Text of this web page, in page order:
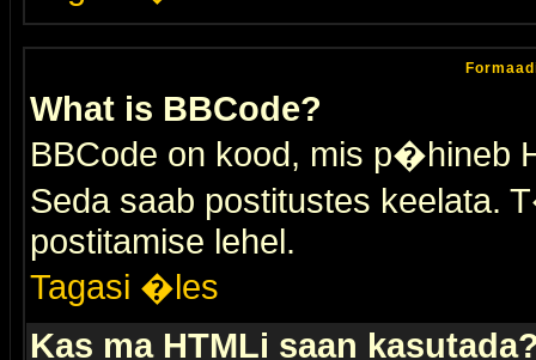
What is BBCode?
BBCode on kood, mis p�hineb
Seda saab postitustes keelata.
postitamise lehel.
Tagasi �les
Kas ma HTMLi saan